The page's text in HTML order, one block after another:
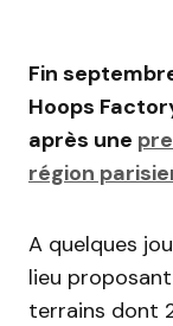
Fin
Hoops
après une
région
A quelques
lieu
terrains dont